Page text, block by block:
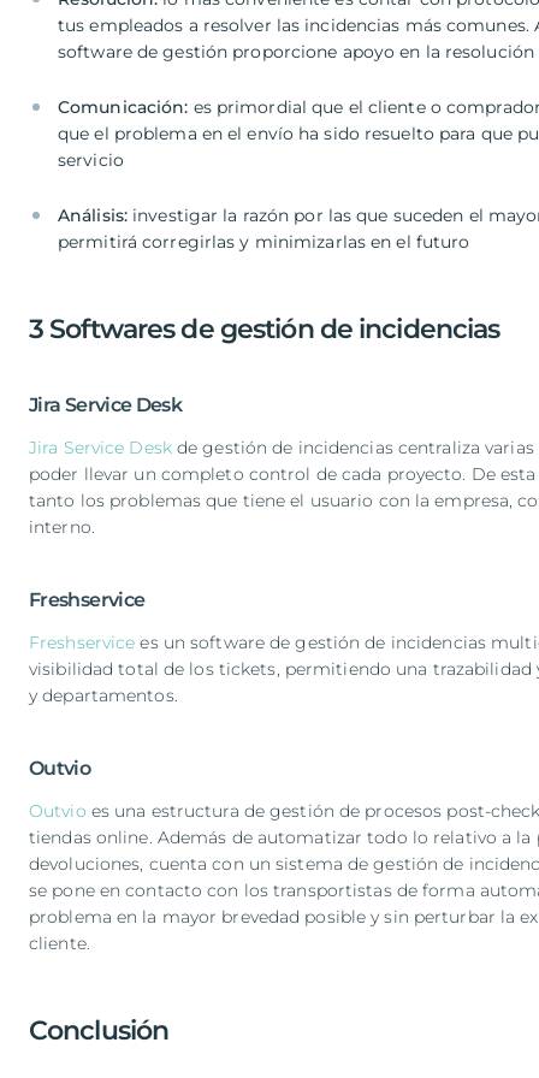
tus empleados a resolver las incidencias más comunes.
software de gestión proporcione apoyo en la resolución
Comunicación: es primordial que el cliente o
que el problema en el envío ha sido resuelto para que
servicio
Análisis: investigar la razón por las que suceden el
permitirá corregirlas y minimizarlas en el futuro
3 Softwares de gestión de incidencias
Jira Service Desk
Jira Service Deskde gestión de incidencias centraliza varias
poder llevar un completo control de cada proyecto. De
tanto los problemas que tiene el usuario con la empresa,
interno.
Freshservice
Freshservice es un software de gestión de incidencias
visibilidad total de los tickets, permitiendo una trazabilidad
y departamentos.
Outvio
Outvio es una estructura de gestión de procesos post-
tiendas online. Además de automatizar todo lo relativo a la
devoluciones, cuenta con un sistema de gestión de
se pone en contacto con los transportistas de forma
problema en la mayor brevedad posible y sin perturbar la
cliente.
Conclusión